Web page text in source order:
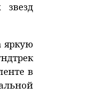
звезд
яркую
в